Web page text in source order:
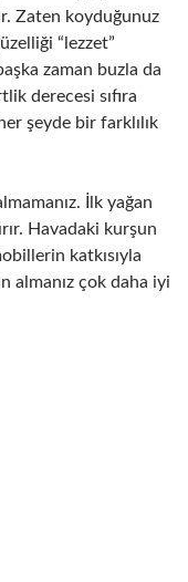
Zaten koyduğunuz
“lezzet”
zaman buzla da
derecesi sıfıra
şeyde bir farklılık
İlk yağan
Havadaki kurşun
katkısıyla
almanız çok daha iyi